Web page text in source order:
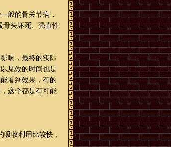
般的骨关节病，
骨头坏死、强直性
响，最终的实际
见效的时间也是
看到效果，有的
这个都是有可能
收利用比较快，